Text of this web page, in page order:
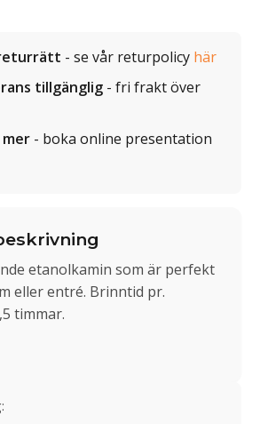
- se vår returpolicy här
tillgänglig - fri frakt över
mer - boka online presentation
etanolkamin som är perfekt
eller entré. Brinntid pr.
timmar.